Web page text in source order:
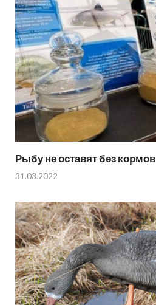
Рыбу не оставят без кормов
31.03.2022